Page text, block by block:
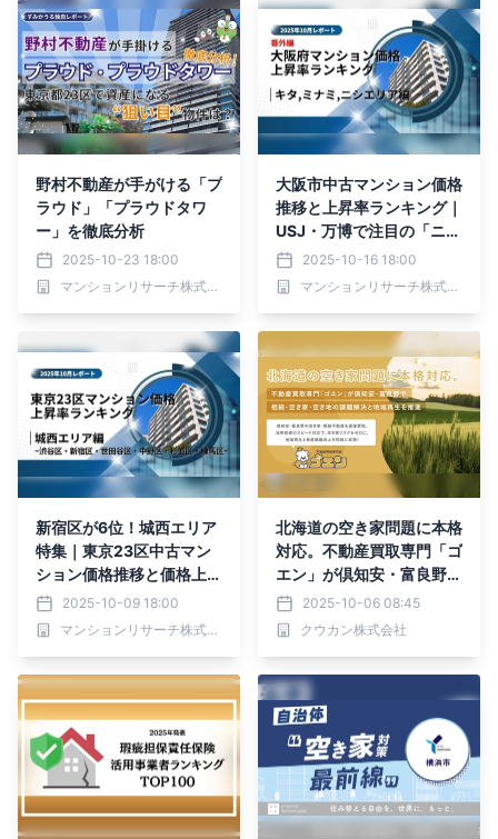
野村不動産が手がける「プ
ラウド」「プラウドタワ
ー」を徹底分析
2025-10-23 18:00
マンションリサーチ株式会社
大阪市中古マンション価格
推移と上昇率ランキング｜
USJ・万博で注目の「ニ
シ」エリアの可能性【202
5年10月最新】
2025-10-16 18:00
マンションリサーチ株式会社
新宿区が6位！城西エリア
特集｜東京23区中古マン
ション価格推移と価格上昇
率ランキング【2025年10
月最新】
2025-10-09 18:00
マンションリサーチ株式会社
北海道の空き家問題に本格
対応。不動産買取専門「ゴ
エン」が倶知安・富良野で
相続・空き家・空き地の課
題解決と地域再生を推進
2025-10-06 08:45
クウカン株式会社